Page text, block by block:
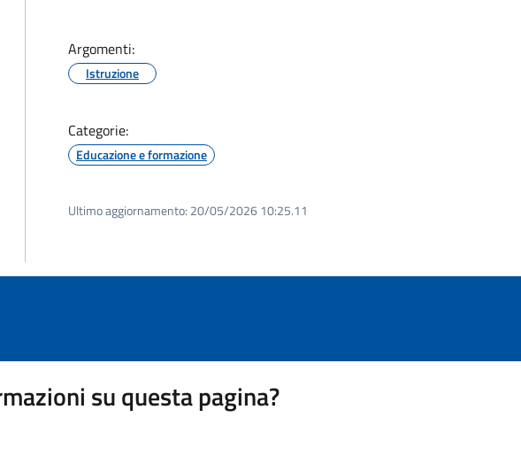
Argomenti:
Istruzione
Categorie:
Educazione e formazione
Ultimo aggiornamento: 20/05/2026 10:25.11
su questa pagina?